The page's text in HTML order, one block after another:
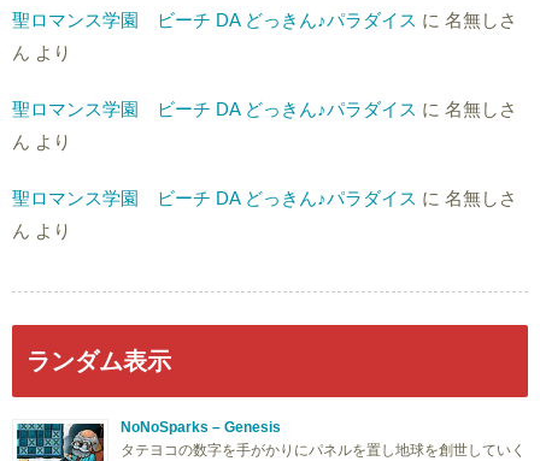
聖ロマンス学園 ビーチ DA どっきん♪パラダイス に 名無しさ
ん より
聖ロマンス学園 ビーチ DA どっきん♪パラダイス に 名無しさ
ん より
聖ロマンス学園 ビーチ DA どっきん♪パラダイス に 名無しさ
ん より
ランダム表示
NoNoSparks – Genesis
タテヨコの数字を手がかりにパネルを置し地球を創世していく